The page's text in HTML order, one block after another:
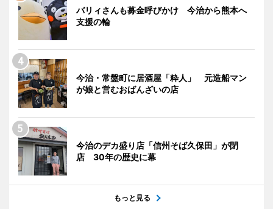
バリィさんも募金呼びかけ 今治から熊本へ
支援の輪
今治・常盤町に居酒屋「粋人」 元造船マン
が娘と営むおばんざいの店
今治のデカ盛り店「信州そば久保田」が閉
店 30年の歴史に幕
もっと見る